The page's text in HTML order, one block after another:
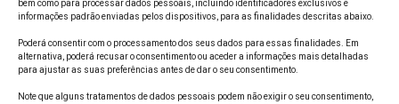
bem como para processar dados pessoais, incluindo identificadores exclusivos e
informações padrão enviadas pelos dispositivos, para as finalidades descritas abaixo.
Poderá consentir com o processamento dos seus dados para essas finalidades. Em
alternativa, poderá recusar o consentimento ou aceder a informações mais detalhadas
para ajustar as suas preferências antes de dar o seu consentimento.
Note que alguns tratamentos de dados pessoais podem não exigir o seu consentimento,
ONDE ESTAMOS